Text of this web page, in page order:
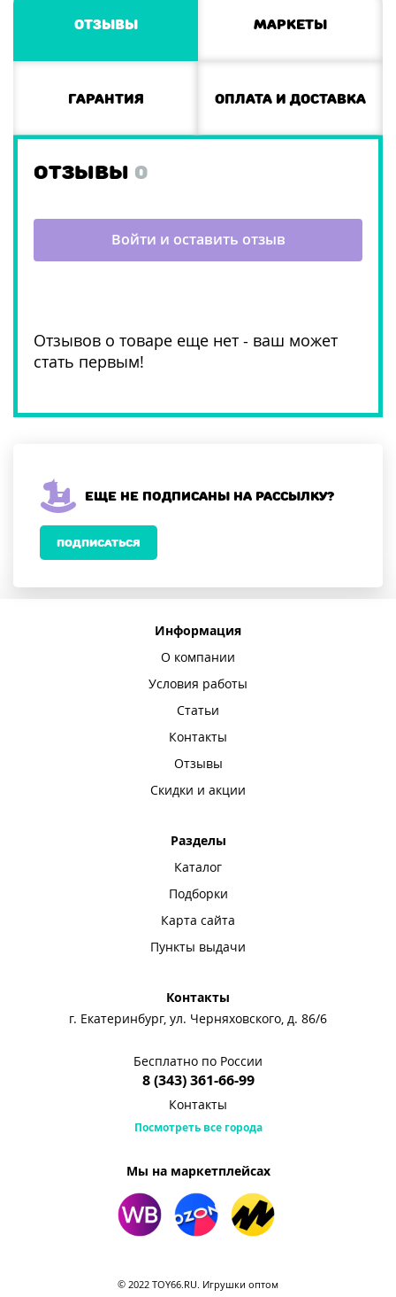
Отзывы Маркеты
Гарантия Оплата и доставка
ОТЗЫВЫ 0
Отзывов о товаре еще нет - ваш может
стать первым!
Войти и оставить отзыв
Еще не подписаны на рассылку?
ПОДПИСАТЬСЯ
Информация
О компании
Условия работы
Статьи
Контакты
Отзывы
Скидки и акции
Разделы
Каталог
Подборки
Карта сайта
Пункты выдачи
Контакты
г. Екатеринбург, ул. Черняховского, д. 86/6
Бесплатно по России
8 (343) 361-66-99
Контакты
Посмотреть все города
Мы на маркетплейсах
© 2022 TOY66.RU. Игрушки оптом